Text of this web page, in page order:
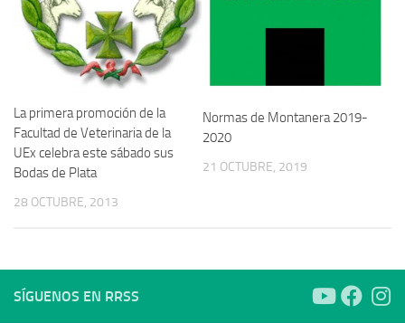
La primera promoción de la
Facultad de Veterinaria de la
UEx celebra este sábado sus
Bodas de Plata
28 OCTUBRE, 2013
Normas de Montanera 2019-
2020
21 OCTUBRE, 2019
SÍGUENOS EN RRSS